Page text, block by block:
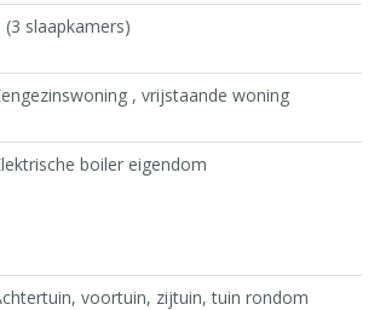
(3 slaapkamers)
, vrijstaande woning
boiler eigendom
voortuin, zijtuin, tuin rondom